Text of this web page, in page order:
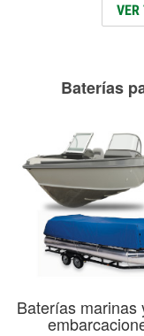
VER
Baterías
Baterías marinas